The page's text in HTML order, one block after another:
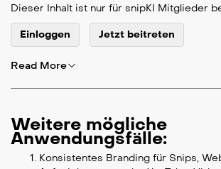
Dieser Inhalt ist nur für snipKI Mitglieder
Einloggen Jetzt beitreten
Read More
Weitere mögliche
Anwendungsfälle:
Konsistentes Branding für Snips,